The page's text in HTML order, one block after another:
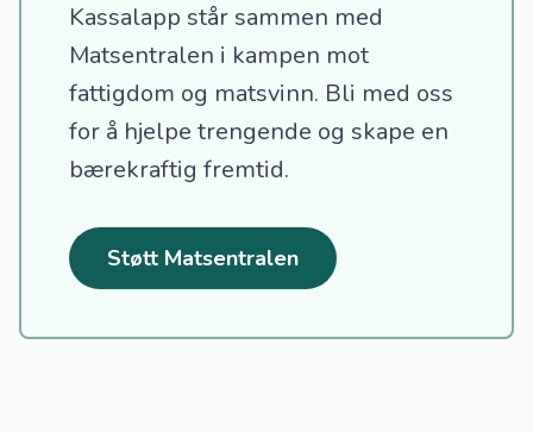
Kassalapp står sammen med
Matsentralen i kampen mot
fattigdom og matsvinn. Bli med oss
for å hjelpe trengende og skape en
bærekraftig fremtid.
Støtt Matsentralen